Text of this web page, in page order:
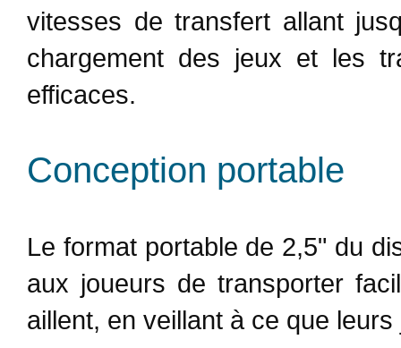
vitesses de transfert allant
chargement des jeux et les
efficaces.
Conception portable
Le format portable de 2,5" du
aux joueurs de transporter
aillent, en veillant à ce que